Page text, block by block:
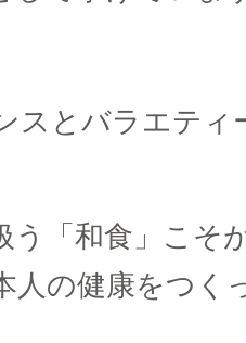
スとバラエティ
う「和食」こそ
人の健康をつく